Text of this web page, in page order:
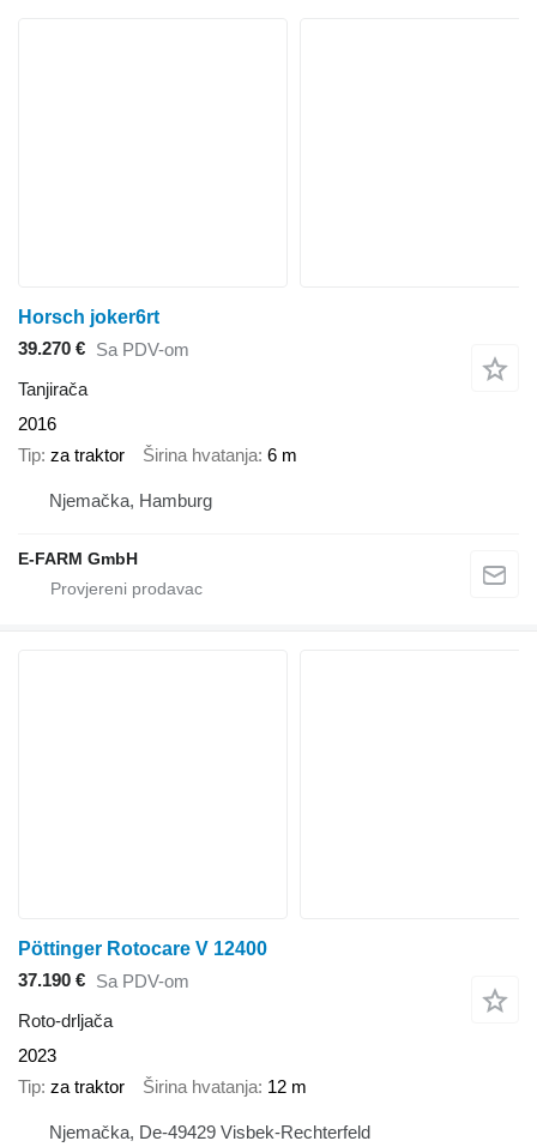
Horsch joker6rt
39.270 € Sa PDV-om
Tanjirača
2016
Tip za traktor Širina hvatanja 6 m
Njemačka, Hamburg
E-FARM GmbH
Pöttinger Rotocare V 12400
37.190 € Sa PDV-om
Roto-drljača
2023
Tip za traktor Širina hvatanja 12 m
Njemačka, De-49429 Visbek-Rechterfeld